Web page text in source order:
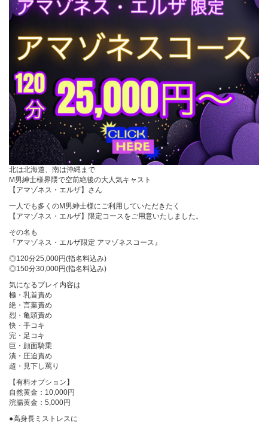
北は北海道、南は沖縄まで
M男紳士様界隈で空前絶後の大人気キャスト
【アマゾネス・エルザ】さん
一人でも多くのM男紳士様にご利用していただきたく
【アマゾネス・エルザ】限定コースをご用意いたしました。
その名も
『アマゾネス・エルザ限定 アマゾネスコース』
◎120分25,000円(指名料込み)
◎150分30,000円(指名料込み)
気になるプレイ内容は
極・乳首責め
絶・言葉責め
烈・亀頭責め
快・手コキ
完・足コキ
巨・顔面騎乗
潰・圧迫責め
超・見下し罵り
【有料オプション】
自然黄金：10,000円
浣腸黄金：5,000円
●高身長ミストレスに